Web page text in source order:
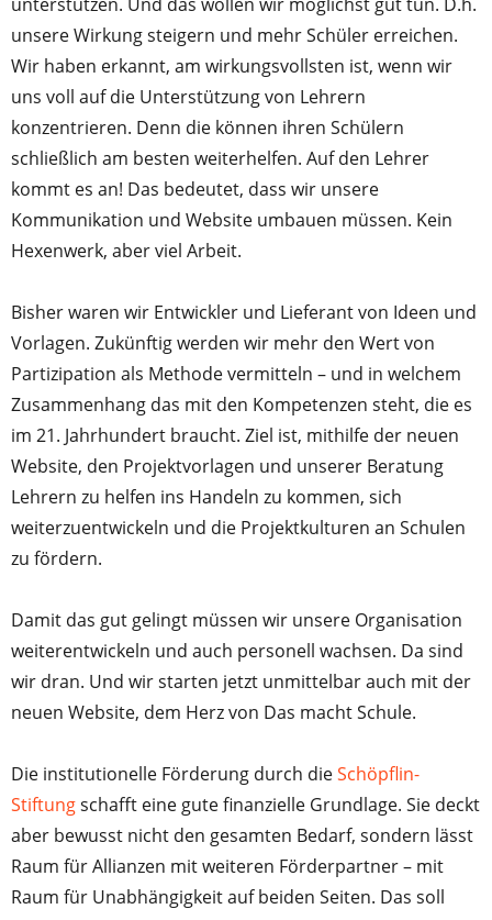
unsere Wirkung steigern und mehr Schüler erreichen.
Wir haben erkannt, am wirkungsvollsten ist, wenn wir
uns voll auf die Unterstützung von Lehrern
konzentrieren. Denn die können ihren Schülern
schließlich am besten weiterhelfen. Auf den Lehrer
kommt es an! Das bedeutet, dass wir unsere
Kommunikation und Website umbauen müssen. Kein
Hexenwerk, aber viel Arbeit.
Bisher waren wir Entwickler und Lieferant von Ideen und
Vorlagen. Zukünftig werden wir mehr den Wert von
Partizipation als Methode vermitteln – und in welchem
Zusammenhang das mit den Kompetenzen steht, die es
im 21. Jahrhundert braucht. Ziel ist, mithilfe der neuen
Website, den Projektvorlagen und unserer Beratung
Lehrern zu helfen ins Handeln zu kommen, sich
weiterzuentwickeln und die Projektkulturen an Schulen
zu fördern.
Damit das gut gelingt müssen wir unsere Organisation
weiterentwickeln und auch personell wachsen. Da sind
wir dran. Und wir starten jetzt unmittelbar auch mit der
neuen Website, dem Herz von Das macht Schule.
Die institutionelle Förderung durch dieSchöpflin-
Stiftungschafft eine gute finanzielle Grundlage. Sie deckt
aber bewusst nicht den gesamten Bedarf, sondern lässt
Raum für Allianzen mit weiteren Förderpartner – mit
Raum für Unabhängigkeit auf beiden Seiten. Das soll